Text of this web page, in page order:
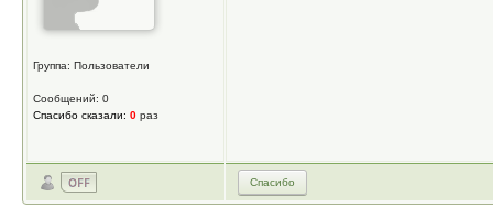
Группа: Пользователи
Сообщений: 0
Спасибо сказали: 0раз
Спасибо